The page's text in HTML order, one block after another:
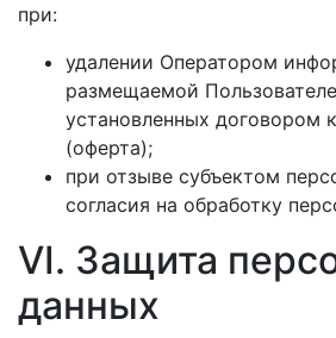
при:
удалении Оператором
размещаемой
установленных договором
(оферта);
при отзыве субъектом
согласия на обработку
VI. Защита
данных